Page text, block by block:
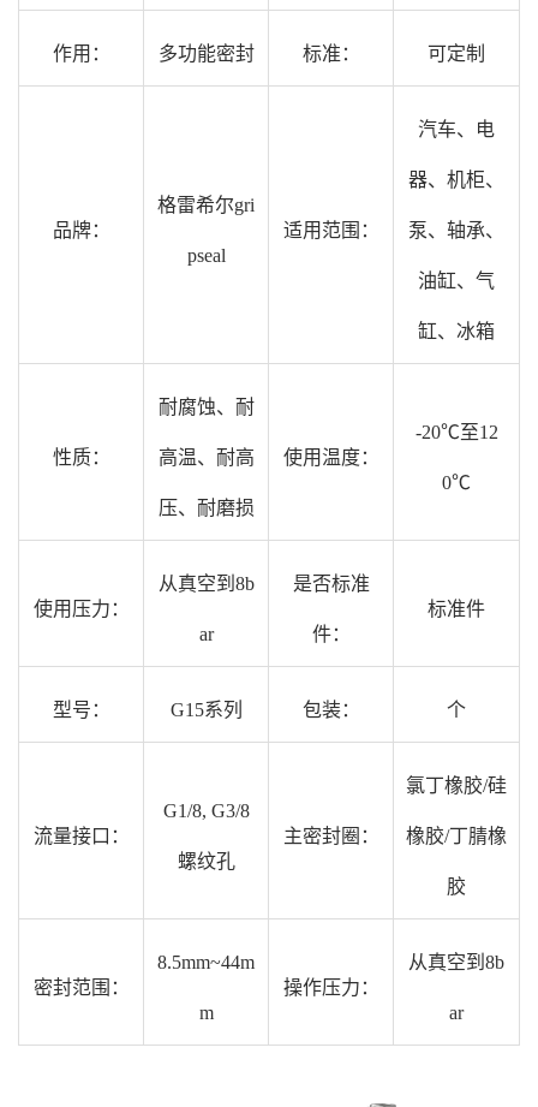
作用： 多功能密封 标准： 可定制
品牌：
格雷希尔gri
pseal
适用范围：
汽车、电
器、机柜、
泵、轴承、
油缸、气
缸、冰箱
性质：
耐腐蚀、耐
高温、耐高
压、耐磨损
使用温度：
-20℃至12
0℃
使用压力：
从真空到8b
ar
是否标准
件：
标准件
型号： G15系列 包装： 个
流量接口：
G1/8, G3/8
螺纹孔
主密封圈：
氯丁橡胶/硅
橡胶/丁腈橡
胶
密封范围：
8.5mm~44m
m
操作压力：
从真空到8b
ar